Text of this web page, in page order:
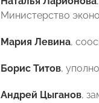
Министерство
Мария Левина,
Борис Титов,
Андрей Цыганов,